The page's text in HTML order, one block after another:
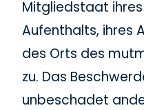
Mitgliedstaat
Aufenthalts, ihres
des Orts des
zu. Das
unbeschadet